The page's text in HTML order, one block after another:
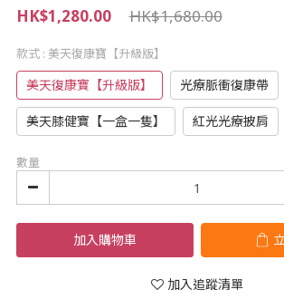
HK$1,680.00
HK$1,280.00
款式 : 美天復康寶【升級版】
美天復康寶【升級版】 光療脈衝復康帶
美天膝健寶【一盒一隻】 紅光光療披肩
數量
加入購物車
加入追蹤清單